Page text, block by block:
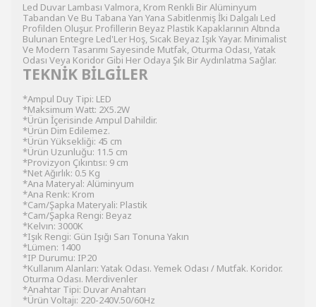
Led Duvar Lambası Valmora, Krom Renkli Bir Alüminyum
Tabandan Ve Bu Tabana Yan Yana Sabitlenmiş İki Dalgalı Led
Profilden Oluşur. Profillerin Beyaz Plastik Kapaklarının Altında
Bulunan Entegre Led'Ler Hoş, Sıcak Beyaz Işık Yayar. Minimalist
Ve Modern Tasarımı Sayesinde Mutfak, Oturma Odası, Yatak
Odası Veya Koridor Gibi Her Odaya Şık Bir Aydınlatma Sağlar.
TEKNİK BİLGİLER
*Ampul Duy Tipi: LED
*Maksimum Watt: 2X5.2W
*Ürün İçerisinde Ampul Dahildir.
*Ürün Dim Edilemez.
*Ürün Yüksekliği: 45 cm
*Ürün Uzunluğu: 11.5 cm
*Provizyon Çıkıntısı: 9 cm
*Net Ağırlık: 0.5 Kg
*Ana Materyal: Alüminyum
*Ana Renk: Krom
*Cam/Şapka Materyali: Plastik
*Cam/Şapka Rengi: Beyaz
*Kelvın: 3000K
*Işık Rengi: Gün Işığı Sarı Tonuna Yakın
*Lümen: 1400
*IP Durumu: IP20
*Kullanım Alanları: Yatak Odası. Yemek Odası / Mutfak. Koridor.
Oturma Odası. Merdivenler
*Anahtar Tipi: Duvar Anahtarı
*Ürün Voltajı: 220-240V.50/60Hz